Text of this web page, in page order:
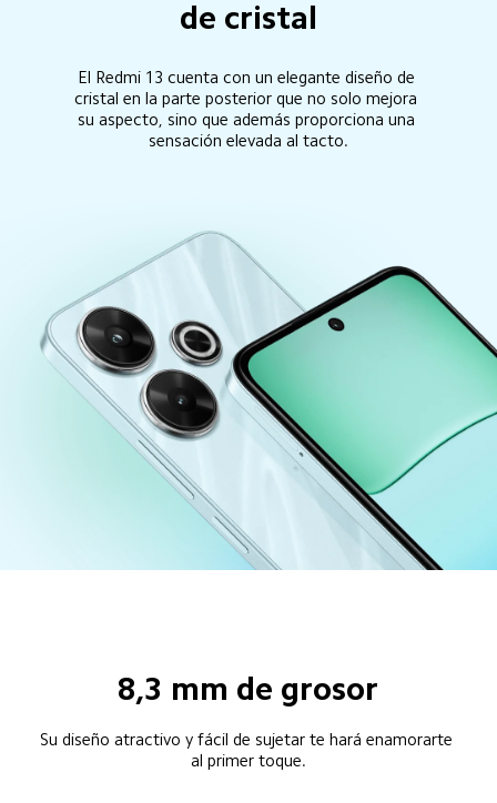
de cristal
El Redmi 13 cuenta con un elegante diseño de
cristal en la parte posterior que no solo mejora
su aspecto, sino que además proporciona una
sensación elevada al tacto.
8,3 mm de grosor
Su diseño atractivo y fácil de sujetar te hará enamorarte
al primer toque.